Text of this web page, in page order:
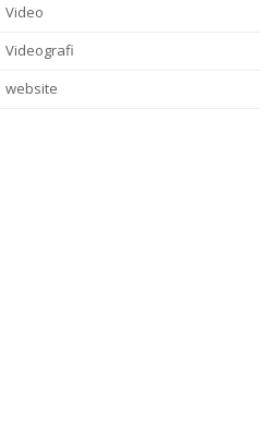
Video
Videografi
website